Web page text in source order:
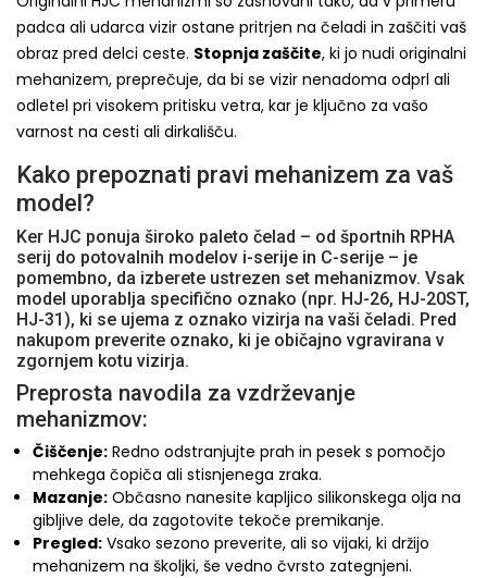
padca ali udarca vizir ostane pritrjen na čeladi in zaščiti vaš
obraz pred delci ceste. Stopnja zaščite, ki jo nudi originalni
mehanizem, preprečuje, da bi se vizir nenadoma odprl ali
odletel pri visokem pritisku vetra, kar je ključno za vašo
varnost na cesti ali dirkališču.
Kako prepoznati pravi mehanizem za vaš
model?
Ker HJC ponuja široko paleto čelad – od športnih RPHA
serij do potovalnih modelov i-serije in C-serije – je
pomembno, da izberete ustrezen set mehanizmov. Vsak
model uporablja specifično oznako (npr. HJ-26, HJ-20ST,
HJ-31), ki se ujema z oznako vizirja na vaši čeladi. Pred
nakupom preverite oznako, ki je običajno vgravirana v
zgornjem kotu vizirja.
Preprosta navodila za vzdrževanje
mehanizmov:
Čiščenje: Redno odstranjujte prah in pesek s pomočjo
mehkega čopiča ali stisnjenega zraka.
Mazanje: Občasno nanesite kapljico silikonskega olja na
gibljive dele, da zagotovite tekoče premikanje.
Pregled: Vsako sezono preverite, ali so vijaki, ki držijo
mehanizem na školjki, še vedno čvrsto zategnjeni.